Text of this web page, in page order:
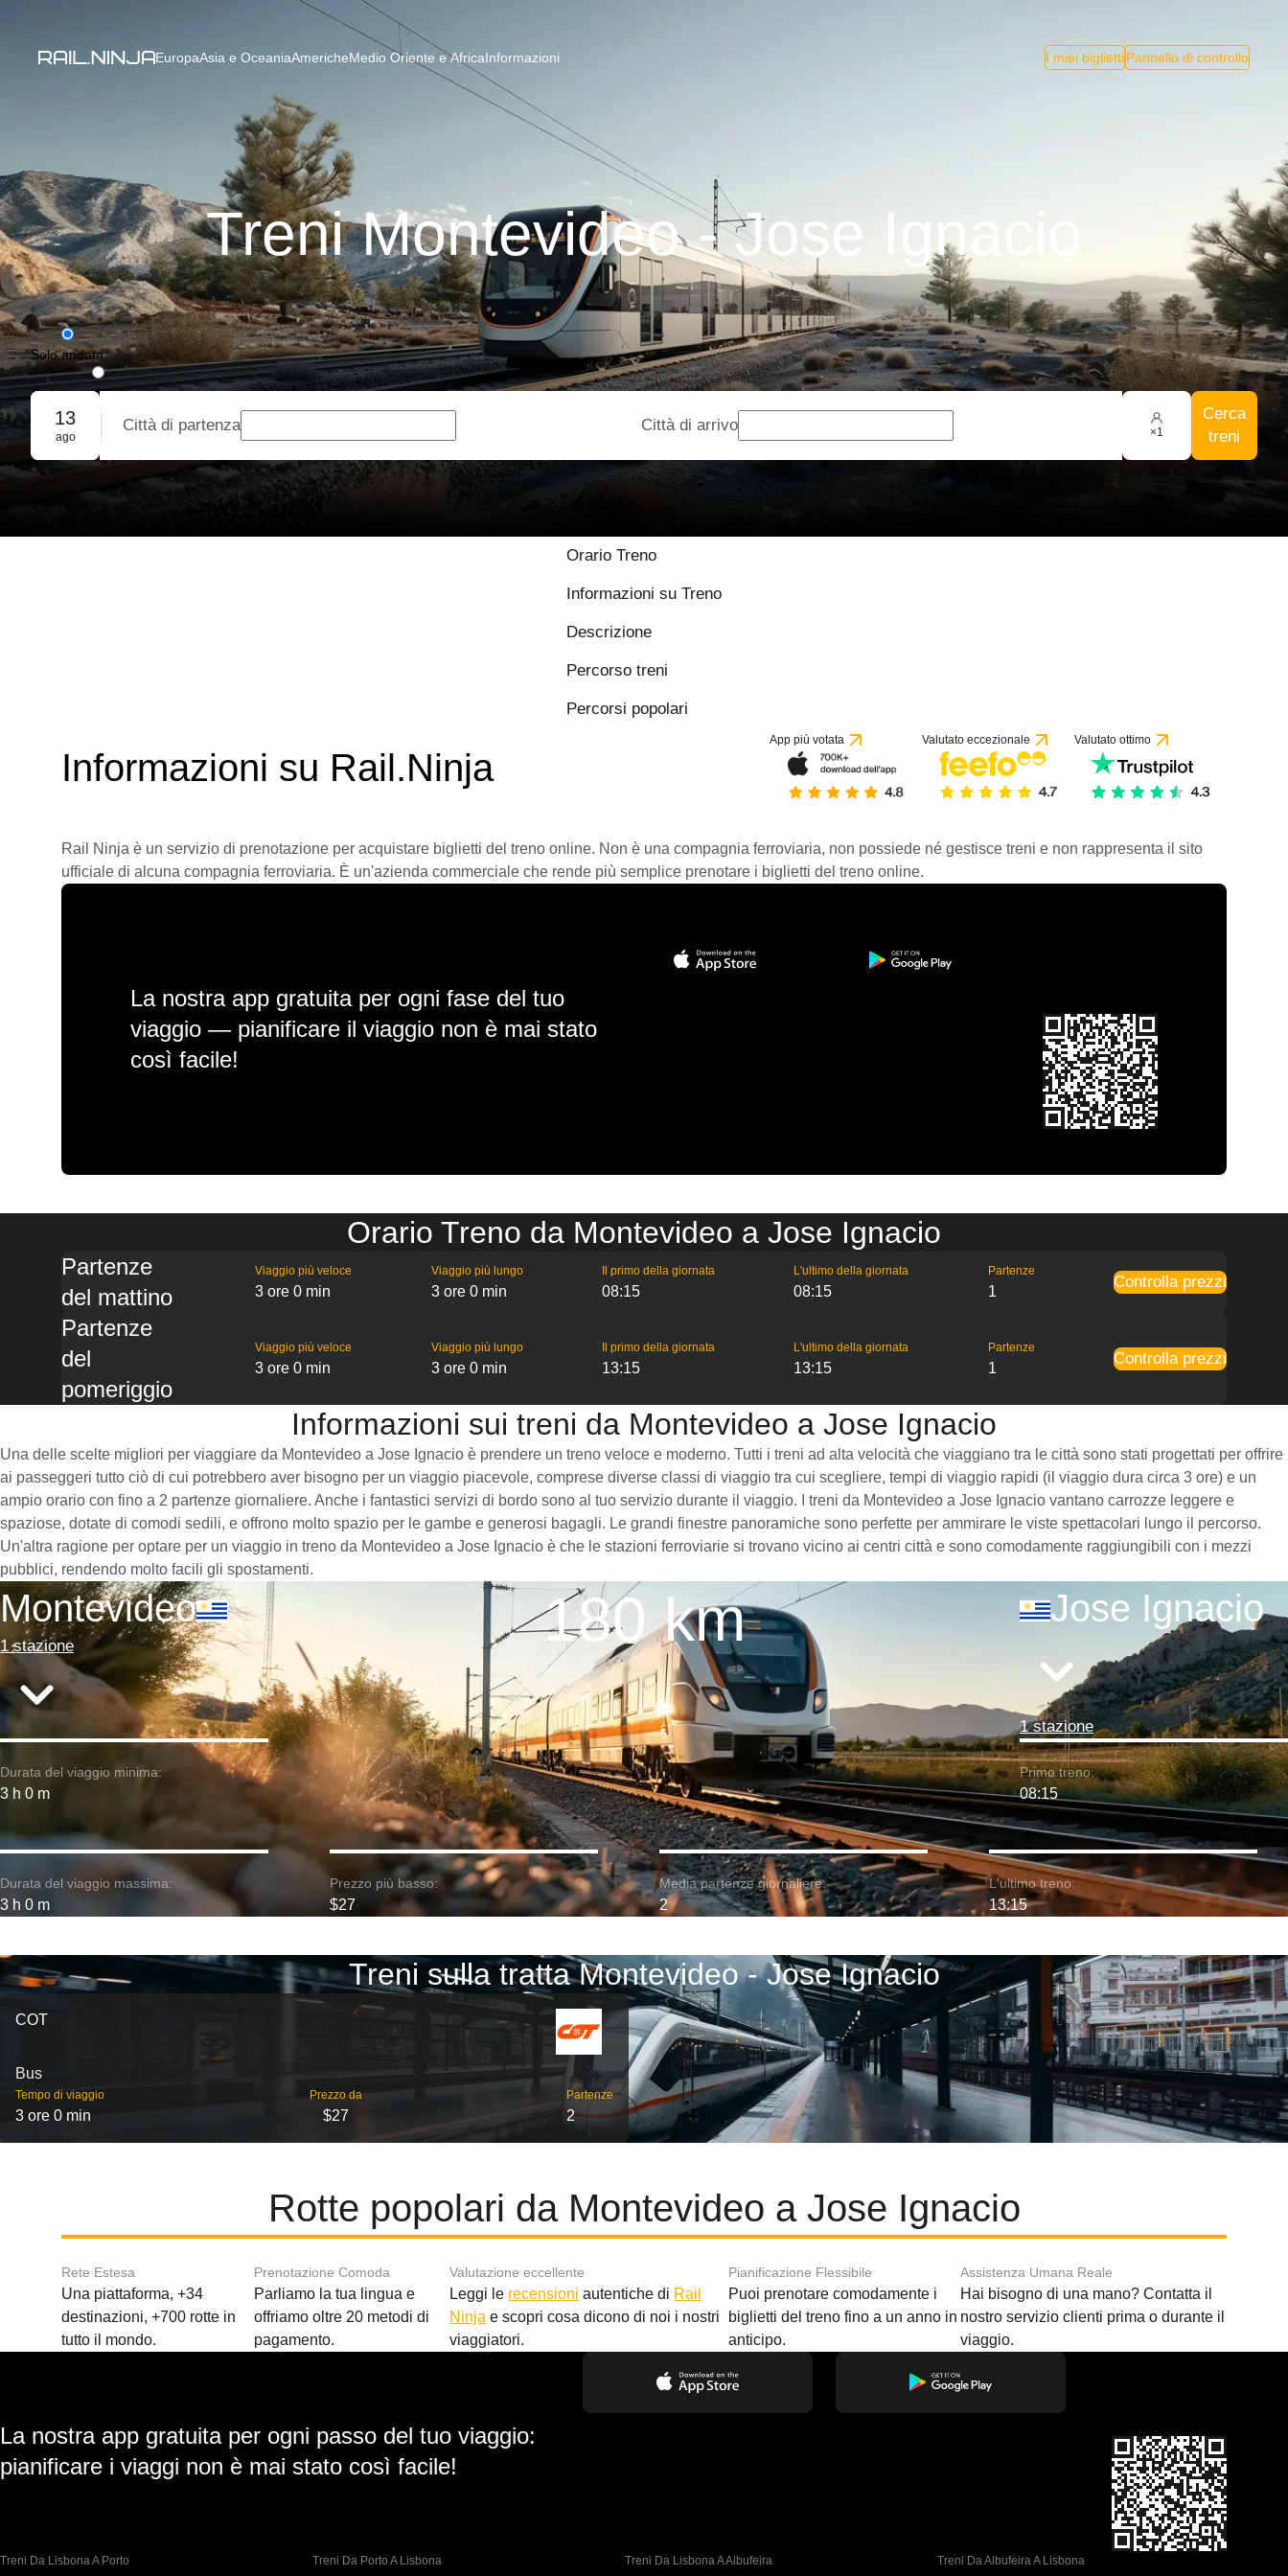
EuropaAsia e OceaniaAmericheMedio Oriente e AfricaInformazioni I miei bigliettiPannello di controllo
Treni Montevideo - Jose Ignacio
Solo andata
Andata e ritorno
Prenotazione di gruppo
13
ago
Città di partenza Città di arrivo ×1
Cerca
treni
Orario Treno
Informazioni su Treno
Descrizione
Percorso treni
Percorsi popolari
Informazioni su Rail.Ninja
App più votata Valutato eccezionale Valutato ottimo
Rail Ninja è un servizio di prenotazione per acquistare biglietti del treno online. Non è una compagnia ferroviaria, non possiede né gestisce treni e non rappresenta il sito
ufficiale di alcuna compagnia ferroviaria. È un'azienda commerciale che rende più semplice prenotare i biglietti del treno online.
La nostra app gratuita per ogni fase del tuo
viaggio — pianificare il viaggio non è mai stato
così facile!
Orario Treno da Montevideo a Jose Ignacio
Partenze
del mattino
Viaggio più veloce
3 ore 0 min
Viaggio più lungo
3 ore 0 min
Il primo della giornata
08:15
L'ultimo della giornata
08:15
Partenze
1
Controlla prezzi
Partenze
del
pomeriggio
Viaggio più veloce
3 ore 0 min
Viaggio più lungo
3 ore 0 min
Il primo della giornata
13:15
L'ultimo della giornata
13:15
Partenze
1
Controlla prezzi
Informazioni sui treni da Montevideo a Jose Ignacio
Una delle scelte migliori per viaggiare da Montevideo a Jose Ignacio è prendere un treno veloce e moderno. Tutti i treni ad alta velocità che viaggiano tra le città sono stati progettati per offrire
ai passeggeri tutto ciò di cui potrebbero aver bisogno per un viaggio piacevole, comprese diverse classi di viaggio tra cui scegliere, tempi di viaggio rapidi (il viaggio dura circa 3 ore) e un
ampio orario con fino a 2 partenze giornaliere. Anche i fantastici servizi di bordo sono al tuo servizio durante il viaggio. I treni da Montevideo a Jose Ignacio vantano carrozze leggere e
spaziose, dotate di comodi sedili, e offrono molto spazio per le gambe e generosi bagagli. Le grandi finestre panoramiche sono perfette per ammirare le viste spettacolari lungo il percorso.
Un'altra ragione per optare per un viaggio in treno da Montevideo a Jose Ignacio è che le stazioni ferroviarie si trovano vicino ai centri città e sono comodamente raggiungibili con i mezzi
pubblici, rendendo molto facili gli spostamenti.
Montevideo
1 stazione 180 km Jose Ignacio
1 stazione
Durata del viaggio minima:
3 h 0 m
Primo treno:
08:15
Durata del viaggio massima:
3 h 0 m
Prezzo più basso:
$27
Media partenze giornaliere:
2
L'ultimo treno:
13:15
Treni sulla tratta Montevideo - Jose Ignacio
COT
Bus
Tempo di viaggio
3 ore 0 min
Prezzo da
$27
Partenze
2
Rotte popolari da Montevideo a Jose Ignacio
Rete Estesa
Una piattaforma, +34
destinazioni, +700 rotte in
tutto il mondo.
Prenotazione Comoda
Parliamo la tua lingua e
offriamo oltre 20 metodi di
pagamento.
Valutazione eccellente
Leggi le recensioni autentiche di Rail
Ninja e scopri cosa dicono di noi i nostri
viaggiatori.
Pianificazione Flessibile
Puoi prenotare comodamente i
biglietti del treno fino a un anno in
anticipo.
Assistenza Umana Reale
Hai bisogno di una mano? Contatta il
nostro servizio clienti prima o durante il
viaggio.
La nostra app gratuita per ogni passo del tuo viaggio:
pianificare i viaggi non è mai stato così facile!
Treni Da Lisbona A Porto Treni Da Porto A Lisbona Treni Da Lisbona A Albufeira Treni Da Albufeira A Lisbona